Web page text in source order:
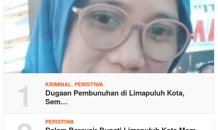
1 KRIMINAL PERISTIWA
Dugaan Pembunuhan di Limapuluh Kota,
Sem…
PERISTIWA